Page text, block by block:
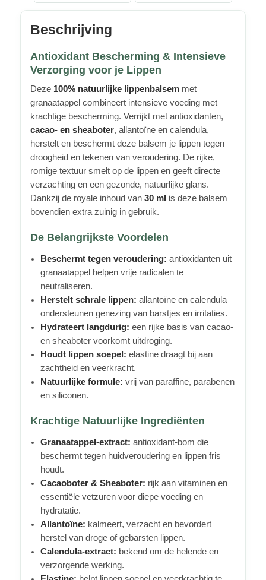
Beschrijving
Antioxidant Bescherming & Intensieve
Verzorging voor je Lippen
Deze 100% natuurlijke lippenbalsem met
granaatappel combineert intensieve voeding met
krachtige bescherming. Verrijkt met antioxidanten,
cacao- en sheaboter, allantoïne en calendula,
herstelt en beschermt deze balsem je lippen tegen
droogheid en tekenen van veroudering. De rijke,
romige textuur smelt op de lippen en geeft directe
verzachting en een gezonde, natuurlijke glans.
Dankzij de royale inhoud van 30 ml is deze balsem
bovendien extra zuinig in gebruik.
De Belangrijkste Voordelen
Beschermt tegen veroudering: antioxidanten uit
granaatappel helpen vrije radicalen te
neutraliseren.
Herstelt schrale lippen: allantoïne en calendula
ondersteunen genezing van barstjes en irritaties.
Hydrateert langdurig: een rijke basis van cacao-
en sheaboter voorkomt uitdroging.
Houdt lippen soepel: elastine draagt bij aan
zachtheid en veerkracht.
Natuurlijke formule: vrij van paraffine, parabenen
en siliconen.
Krachtige Natuurlijke Ingrediënten
Granaatappel-extract: antioxidant-bom die
beschermt tegen huidveroudering en lippen fris
houdt.
Cacaoboter & Sheaboter: rijk aan vitaminen en
essentiële vetzuren voor diepe voeding en
hydratatie.
Allantoïne: kalmeert, verzacht en bevordert
herstel van droge of gebarsten lippen.
Calendula-extract: bekend om de helende en
verzorgende werking.